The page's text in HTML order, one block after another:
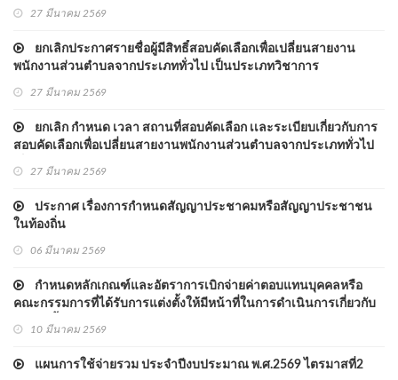
27 มีนาคม 2569
ยกเลิกประกาศรายชื่อผู้มีสิทธิ์สอบคัดเลือกเพื่อเปลี่ยนสายงาน
พนักงานส่วนตำบลจากประเภททั่วไป เป็นประเภทวิชาการ
27 มีนาคม 2569
ยกเลิก กำหนด เวลา สถานที่สอบคัดเลือก เเละระเบียบเกี่ยวกับการ
สอบคัดเลือกเพื่อเปลี่ยนสายงานพนักงานส่วนตำบลจากประเภททั่วไป
เป็นประเภทวิชาการ
27 มีนาคม 2569
ประกาศ เรื่องการกำหนดสัญญาประชาคมหรือสัญญาประชาชน
ในท้องถิ่น
06 มีนาคม 2569
กำหนดหลักเกณฑ์และอัตราการเบิกจ่ายค่าตอบแทนบุคคลหรือ
คณะกรรมการที่ได้รับการแต่งตั้งให้มีหน้าที่ในการดำเนินการเกี่ยวกับ
การจัดซื้อจัดจ้างและการบริหารพัสดุภาครัฐตามระเบียบกระทรวงการ
ขององค์การบริหารส่
10 มีนาคม 2569
แผนการใช้จ่ายรวม ประจำปีงบประมาณ พ.ศ.2569 ไตรมาสที่2